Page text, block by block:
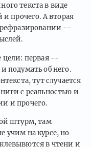
текста в виде
и прочего. А вторая
--
цели: первая --
подумать об него.
тут случается
с реальностью и
и прочего.
штурм, там
учим на курсе, но
в чтени и